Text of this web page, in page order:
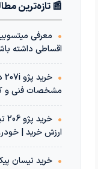
📰 تازه‌ترین
•
اقساطی داشته
•
مشخصات فنی و
•
ارزش خرید |
•